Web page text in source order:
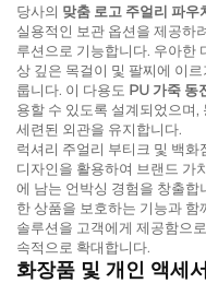
당사의 맞춤 로고 주얼리 파우
실용적인 보관 옵션을 제공하
루션으로 기능합니다. 우아한
상 깊은 목걸이 및 팔찌에 이
룹니다. 이 다용도 PU 가죽 동
용할 수 있도록 설계되었으며
세련된 외관을 유지합니다.
럭셔리 주얼리 부티크 및 백화
디자인을 활용하여 브랜드 가
에 남는 언박싱 경험을 창출합
한 상품을 보호하는 기능과
솔루션을 고객에게 제공함으
속적으로 확대합니다.
화장품 및 개인 액세